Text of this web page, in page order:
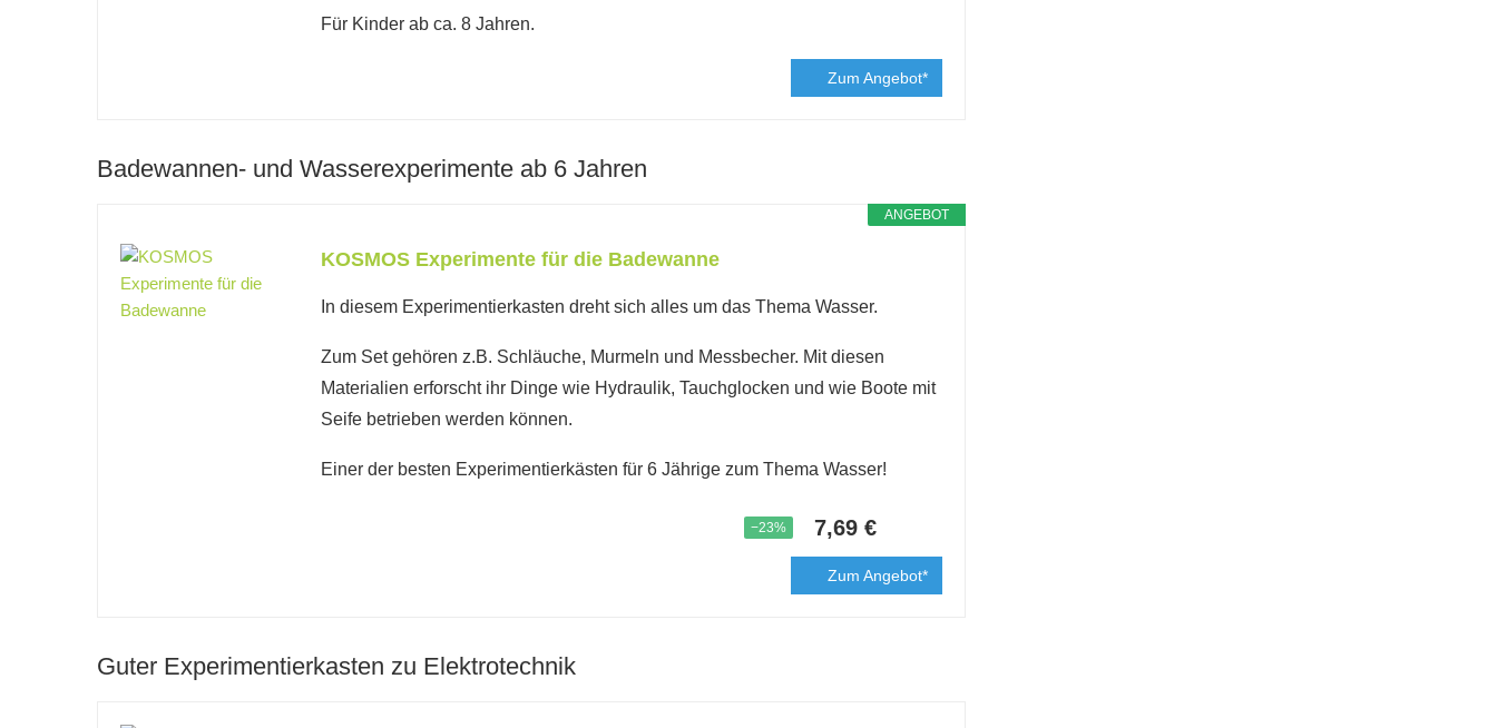
Für Kinder ab ca. 8 Jahren.
Zum Angebot*
Badewannen- und Wasserexperimente ab 6 Jahren
ANGEBOT
KOSMOS Experimente für die Badewanne
In diesem Experimentierkasten dreht sich alles um das Thema Wasser.
Zum Set gehören z.B. Schläuche, Murmeln und Messbecher. Mit diesen
Materialien erforscht ihr Dinge wie Hydraulik, Tauchglocken und wie Boote mit
Seife betrieben werden können.
Einer der besten Experimentierkästen für 6 Jährige zum Thema Wasser!
−23% 7,69 €
Zum Angebot*
Guter Experimentierkasten zu Elektrotechnik